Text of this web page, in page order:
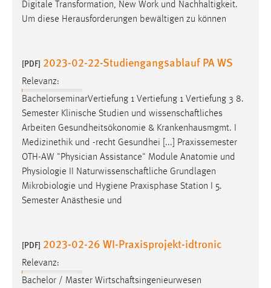
Digitale Transformation, New Work und Nachhaltigkeit.
Um diese Herausforderungen bewältigen zu können
[PDF] 2023-02-22-Studiengangsablauf PA WS
Relevanz:
BachelorseminarVertiefung 1 Vertiefung 1 Vertiefung 3 8.
Semester Klinische Studien und wissenschaftliches
Arbeiten Gesundheitsökonomie & Krankenhausmgmt. I
Medizinethik und -recht Gesundhei [...] Praxissemester
OTH-AW "Physician Assistance" Module Anatomie und
Physiologie II
Naturwissenschaftliche Grundlagen
Mikrobiologie und Hygiene Praxisphase Station I 5.
Semester Anästhesie und
[PDF] 2023-02-26 WI-Praxisprojekt-idtronic
Relevanz:
Bachelor / Master Wirtschaftsingenieurwesen
EXTERNE MEDIEN
Um Inhalte von Videoplattformen und Social Media
YouTube
Vimeo